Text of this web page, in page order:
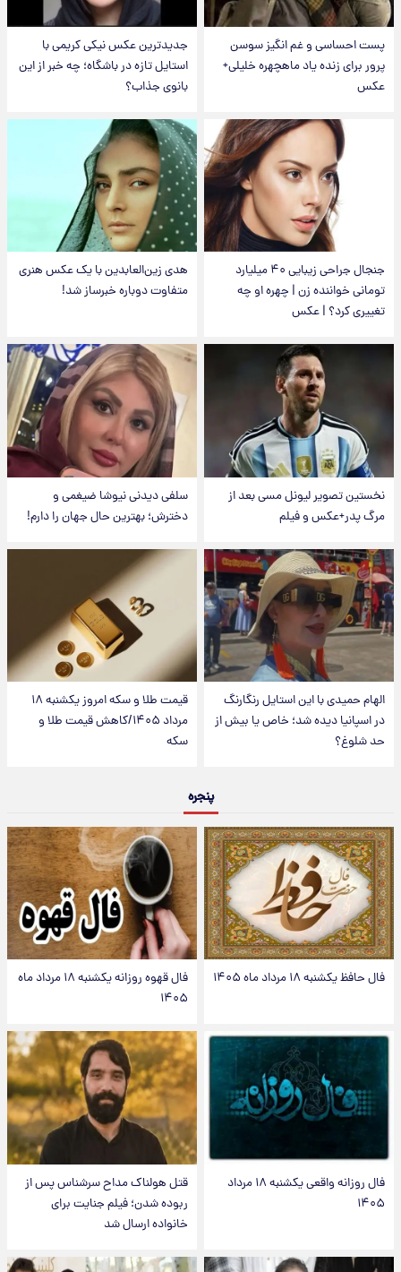
پست احساسی و غم انگیز سوسن
پرور برای زنده یاد ماهچهره خلیلی+
عکس
جدیدترین عکس نیکی کریمی با
استایل تازه در باشگاه؛ چه خبر از این
بانوی جذاب؟
جنجال جراحی زیبایی ۴۰ میلیارد
تومانی خواننده زن | چهره او چه
تغییری کرد؟ | عکس
هدی زین‌العابدین با یک عکس هنری
متفاوت دوباره خبرساز شد!
نخستین تصویر لیونل مسی بعد از
مرگ پدر+عکس و فیلم
سلفی دیدنی نیوشا ضیغمی و
دخترش؛ بهترین حال جهان را دارم!
الهام حمیدی با این استایل رنگارنگ
در اسپانیا دیده شد؛ خاص یا بیش از
حد شلوغ؟
قیمت طلا و سکه امروز یکشنبه ۱۸
مرداد ۱۴۰۵/کاهش قیمت طلا و
سکه
پنجره
فال حافظ یکشنبه ۱۸ مرداد ماه ۱۴۰۵
فال قهوه روزانه یکشنبه ۱۸ مرداد ماه
۱۴۰۵
فال روزانه واقعی یکشنبه ۱۸ مرداد
۱۴۰۵
قتل هولناک مداح سرشناس پس از
ربوده شدن؛ فیلم جنایت برای
خانواده ارسال شد